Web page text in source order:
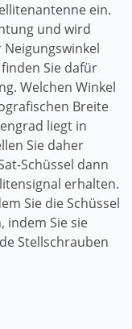
ein.
und wird
Sie dafür
Welchen Winkel
Breite
liegt in
Sie daher
Schüssel dann
erhalten.
Sie die Schüssel
indem Sie sie
Stellschrauben